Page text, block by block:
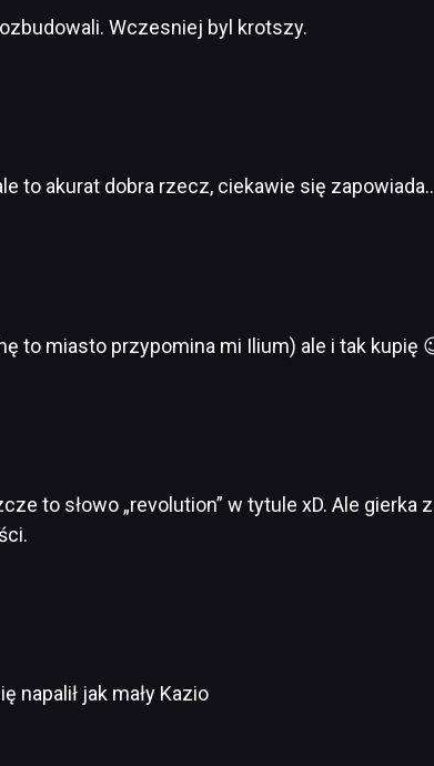
Wczesniej byl krotszy.
to akurat dobra rzecz, ciekawie się
to miasto przypomina mi Ilium) ale i tak kupię
to słowo „revolution” w tytule xD. Ale gierka
napalił jak mały Kazio